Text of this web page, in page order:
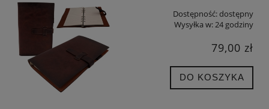
Dostępność:dostępny
Wysyłka w: 24 godziny
79,00 zł
DO KOSZYKA